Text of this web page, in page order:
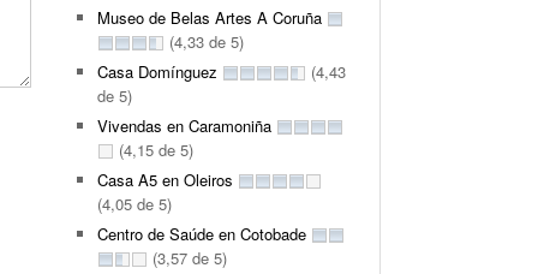
Museo de Belas Artes A Coruña
(4,33 de 5)
Casa Domínguez
(4,43
de 5)
Vivendas en Caramoniña
(4,15 de 5)
Casa A5 en Oleiros
(4,05 de 5)
Centro de Saúde en Cotobade
(3,57 de 5)